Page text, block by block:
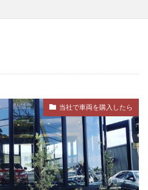
当社で車両を購入したら
ィング
シエンタ
検索